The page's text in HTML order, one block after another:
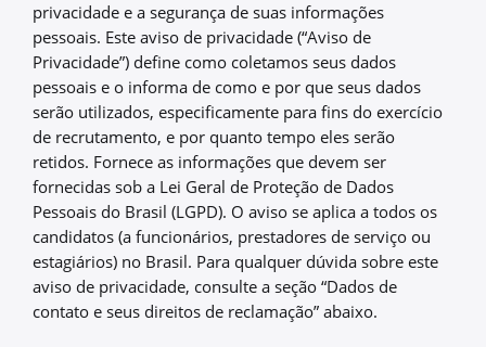
privacidade e a segurança de suas informações
pessoais. Este aviso de privacidade (“Aviso de
Privacidade”) define como coletamos seus dados
pessoais e o informa de como e por que seus dados
serão utilizados, especificamente para fins do exercício
de recrutamento, e por quanto tempo eles serão
retidos. Fornece as informações que devem ser
fornecidas sob a Lei Geral de Proteção de Dados
Pessoais do Brasil (LGPD). O aviso se aplica a todos os
candidatos (a funcionários, prestadores de serviço ou
estagiários) no Brasil. Para qualquer dúvida sobre este
aviso de privacidade, consulte a seção “Dados de
contato e seus direitos de reclamação” abaixo.